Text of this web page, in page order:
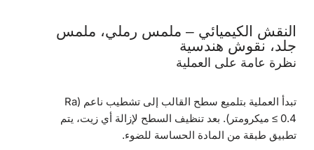
النقش الكيميائي – ملمس رملي، ملمس
جلد، نقوش هندسية
نظرة عامة على العملية
تبدأ العملية بتلميع سطح القالب إلى تشطيب ناعم (Ra
≤ 0.4 ميكرومتر). بعد تنظيف السطح لإزالة أي زيت، يتم
تطبيق طبقة من المادة الحساسة للضوء.